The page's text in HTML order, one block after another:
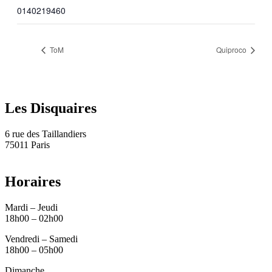
0140219460
ToM Quiproco
Les Disquaires
6 rue des Taillandiers
75011 Paris
Horaires
Mardi – Jeudi
18h00 – 02h00
Vendredi – Samedi
18h00 – 05h00